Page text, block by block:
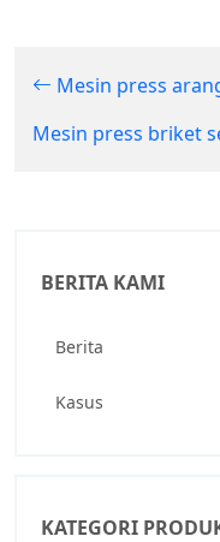
BERITA KAMI
Berita
Kasus
KATEGORI
Mesin press
Mesin press briket